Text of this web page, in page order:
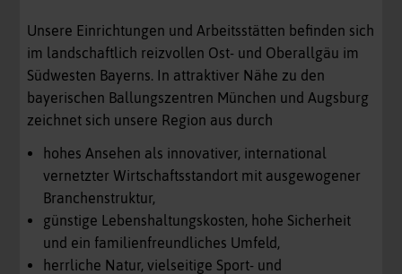
Unsere Einrichtungen und Arbeitsstätten befinden sich
im landschaftlich reizvollen Ost- und Oberallgäu im
Südwesten Bayerns. In attraktiver Nähe zu den
bayerischen Ballungszentren München und Augsburg
zeichnet sich unsere Region aus durch
hohes Ansehen als innovativer, international
vernetzter Wirtschaftsstandort mit ausgewogener
Branchenstruktur,
günstige Lebenshaltungskosten, hohe Sicherheit
und ein familienfreundliches Umfeld,
herrliche Natur, vielseitige Sport- und